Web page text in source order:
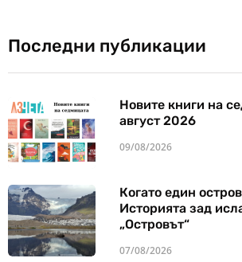
Последни публикации
Новите книги на
август 2026
09/08/2026
Когато един
Историята зад
„Островът“
07/08/2026